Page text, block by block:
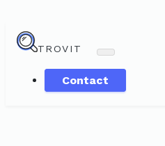
TROVIT
Contact